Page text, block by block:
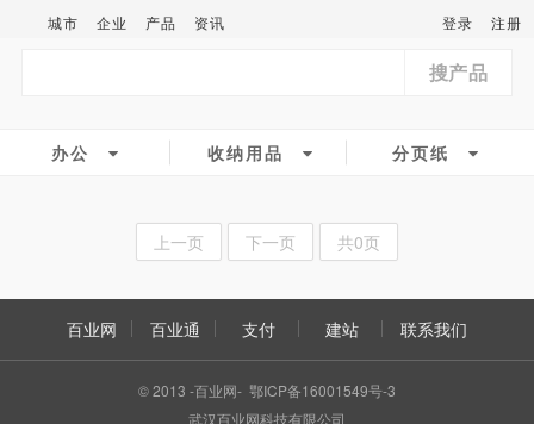
城市 企业 产品 资讯 登录 注册
搜产品
办公 收纳用品 分页纸
上一页 下一页 共0页
百业网 百业通 支付 建站 联系我们
© 2013 -百业网- 鄂ICP备16001549号-3
武汉百业网科技有限公司